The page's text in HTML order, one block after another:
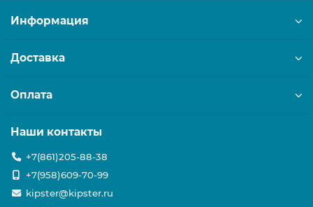
Информация
Доставка
Оплата
Наши контакты
+7(861)205-88-38
+7(958)609-70-99
kipster@kipster.ru